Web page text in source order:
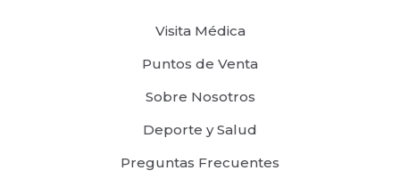
Visita Médica
Puntos de Venta
Sobre Nosotros
Deporte y Salud
Preguntas Frecuentes